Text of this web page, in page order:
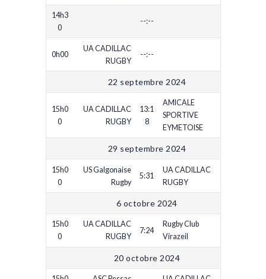
14h3
0
--:--
0h00
UA CADILLAC
RUGBY
--:--
22 septembre 2024
15h0
0
UA CADILLAC
RUGBY
13:1
8
AMICALE
SPORTIVE
EYMETOISE
29 septembre 2024
15h0
0
US Galgonaise
Rugby
5:31
UA CADILLAC
RUGBY
6 octobre 2024
15h0
0
UA CADILLAC
RUGBY
7:24
Rugby Club
Virazeil
20 octobre 2024